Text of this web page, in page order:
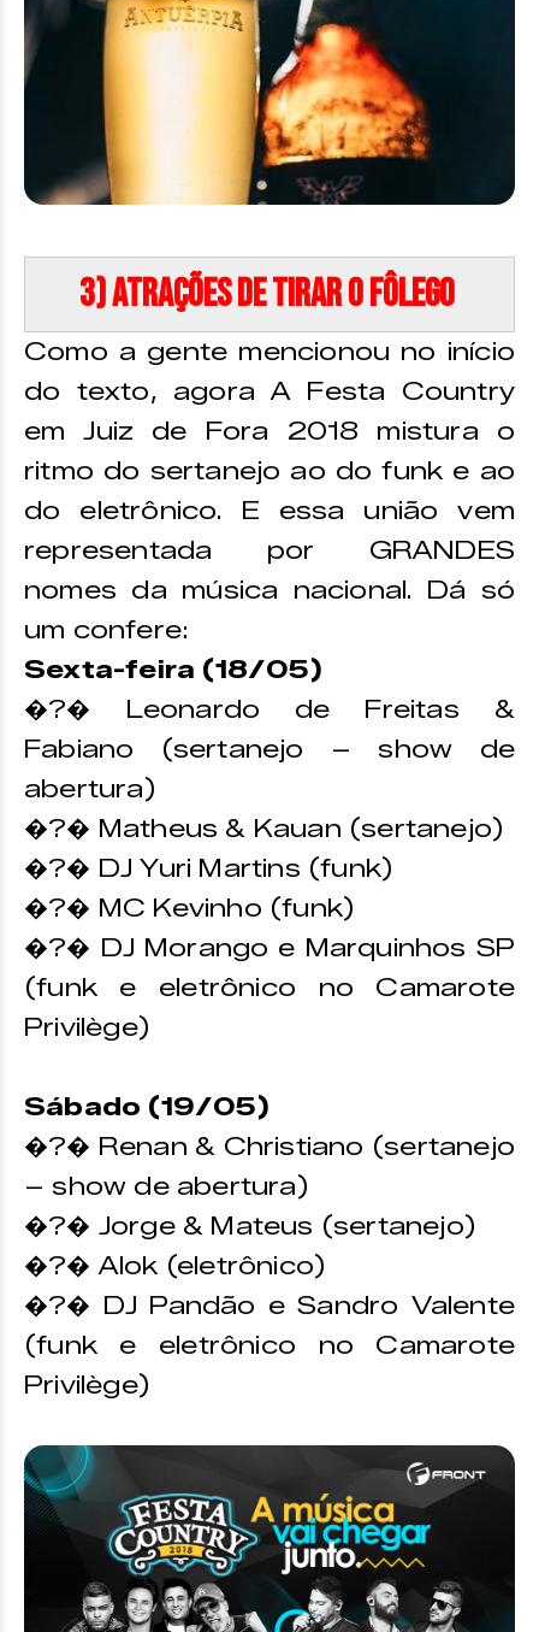
3) Atrações de tirar o fôlego
Como a gente mencionou no início
do texto, agora A Festa Country
em Juiz de Fora 2018 mistura o
ritmo do sertanejo ao do funk e ao
do eletrônico. E essa união vem
representada por GRANDES
nomes da música nacional. Dá só
um confere:
Sexta-feira (18/05)
�?� Leonardo de Freitas &
Fabiano (sertanejo – show de
abertura)
�?� Matheus & Kauan (sertanejo)
�?� DJ Yuri Martins (funk)
�?� MC Kevinho (funk)
�?� DJ Morango e Marquinhos SP
(funk e eletrônico no Camarote
Privilège)
Sábado (19/05)
�?� Renan & Christiano (sertanejo
– show de abertura)
�?� Jorge & Mateus (sertanejo)
�?� Alok (eletrônico)
�?� DJ Pandão e Sandro Valente
(funk e eletrônico no Camarote
Privilège)